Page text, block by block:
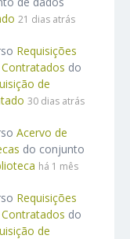
21 dias atrás
Requisições
do
de
30 dias atrás
Acervo de
do conjunto
há 1 mês
Requisições
do
de